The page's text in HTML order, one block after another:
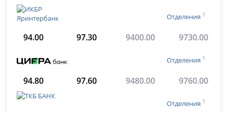
Отделения 1
94.00 97.30 9400.00 9730.00
Отделения 1
94.80 97.60 9480.00 9760.00
Отделения 1